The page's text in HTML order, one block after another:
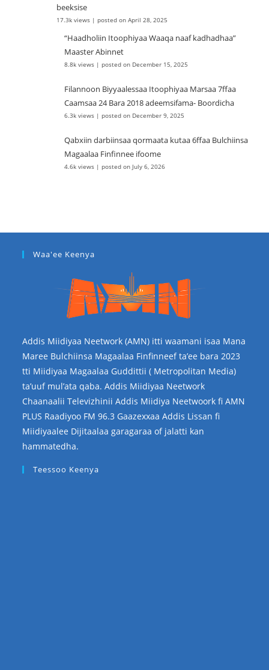
beeksise
17.3k views |posted on April 28, 2025
“Haadholiin Itoophiyaa Waaqa naaf kadhadhaa”
Maaster Abinnet
8.8k views |posted on December 15, 2025
Filannoon Biyyaalessaa Itoophiyaa Marsaa 7ffaa
Caamsaa 24 Bara 2018 adeemsifama- Boordicha
6.3k views |posted on December 9, 2025
Qabxiin darbiinsaa qormaata kutaa 6ffaa Bulchiinsa
Magaalaa Finfinnee ifoome
4.6k views |posted on July 6, 2026
Waa'ee Keenya
Addis Miidiyaa Neetwork (AMN) itti waamani isaa Mana
Maree Bulchiinsa Magaalaa Finfinneef ta’ee bara 2023
tti Miidiyaa Magaalaa Guddittii ( Metropolitan Media)
ta’uuf mul’ata qaba. Addis Miidiyaa Neetwork
Chaanaalii Televizhinii Addis Miidiya Neetwoork fi AMN
PLUS Raadiyoo FM 96.3 Gaazexxaa Addis Lissan fi
Miidiyaalee Dijitaalaa garagaraa of jalatti kan
hammatedha.
Teessoo Keenya